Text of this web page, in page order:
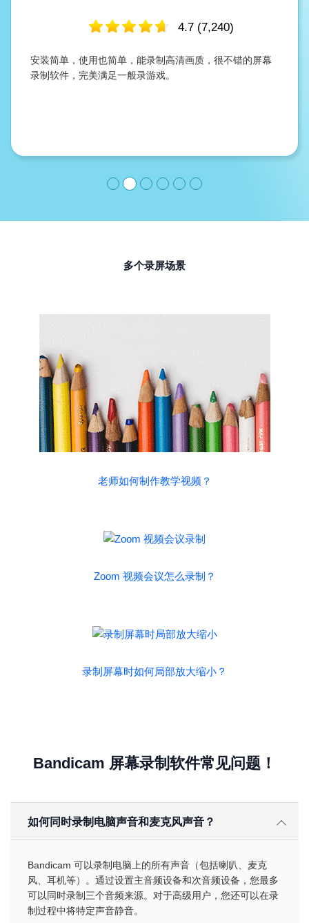
4.7 (7,240)
安装简单，使用也简单，能录制高清画质，很不错的屏幕
录制软件，完美满足一般录游戏。
多个录屏场景
老师如何制作教学视频？
Zoom 视频会议怎么录制？
录制屏幕时如何局部放大缩小？
Bandicam 屏幕录制软件常见问题！
如何同时录制电脑声音和麦克风声音？
Bandicam 可以录制电脑上的所有声音（包括喇叭、麦克
风、耳机等）。通过设置主音频设备和次音频设备，您最多
可以同时录制三个音频来源。对于高级用户，您还可以在录
制过程中将特定声音静音。